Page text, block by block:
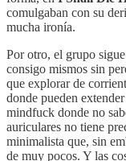
comulgaban con su
mucha ironía.
Por otro, el grupo
consigo mismos sin
que explorar de
donde pueden
mindfuck donde no
auriculares no tiene
minimalista que, sin
de muy pocos. Y las